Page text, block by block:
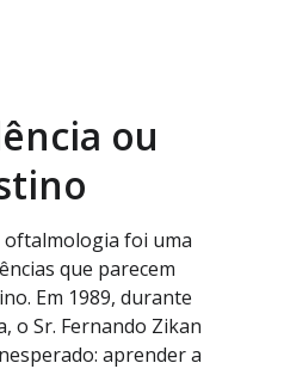
ou
que parecem
Em 1989, durante
o Sr. Fernando Zikan
aprender a